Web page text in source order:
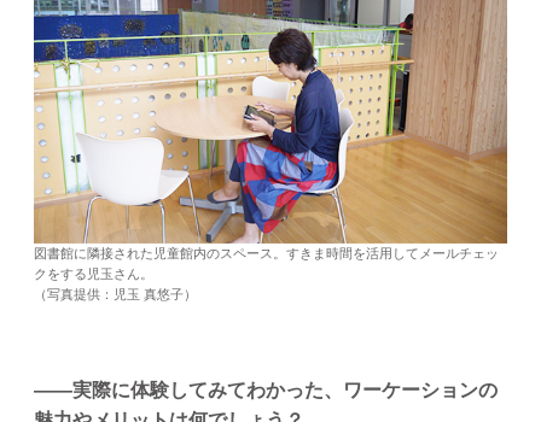
図書館に隣接された児童館内のスペース。すきま時間を活用してメールチェッ
クをする児玉さん。
（写真提供：児玉 真悠子）
——実際に体験してみてわかった、ワーケーションの